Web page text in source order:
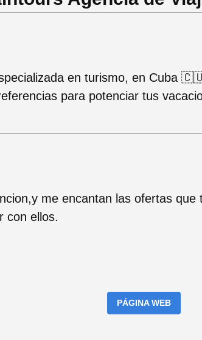
en turismo, en Cuba
para potenciar tus
me encantan las ofertas que
con ellos.
PÁGINA WEB